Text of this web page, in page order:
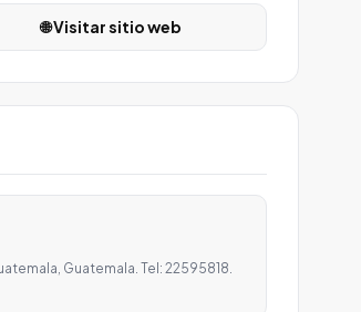
🌐 Visitar sitio web
Guatemala. Tel: 22595818.